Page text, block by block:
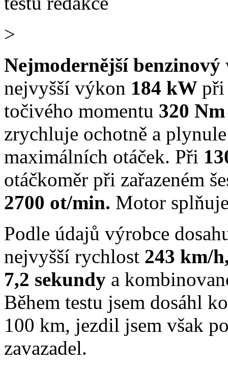
>
Nejmodernější benzinový
nejvyšší výkon 184 kW při
točivého momentu 320
zrychluje ochotně a
maximálních otáček. Při
otáčkoměr při zařazeném
2700 ot/min. Motor
Podle údajů výrobce
nejvyšší rychlost 243 km/
7,2 sekundy a
Během testu jsem dosáhl
100 km, jezdil jsem však
zavazadel.